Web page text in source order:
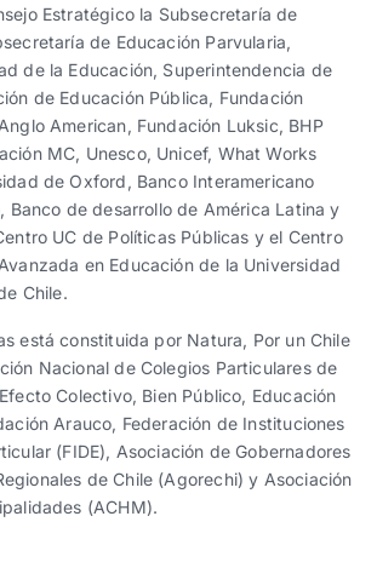
Estratégico la Subsecretaría de
de Educación Parvularia,
de la Educación, Superintendencia de
de Educación Pública, Fundación
American, Fundación Luksic, BHP
MC, Unesco, Unicef, What Works
de Oxford, Banco Interamericano
Banco de desarrollo de América Latina y
UC de Políticas Públicas y el Centro
en Educación de la Universidad
Chile.
está constituida por Natura, Por un Chile
Nacional de Colegios Particulares de
Colectivo, Bien Público, Educación
Arauco, Federación de Instituciones
(FIDE), Asociación de Gobernadores
de Chile (Agorechi) y Asociación
(ACHM).